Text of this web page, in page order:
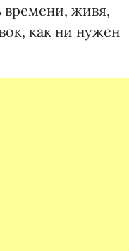
живя,
как ни нужен